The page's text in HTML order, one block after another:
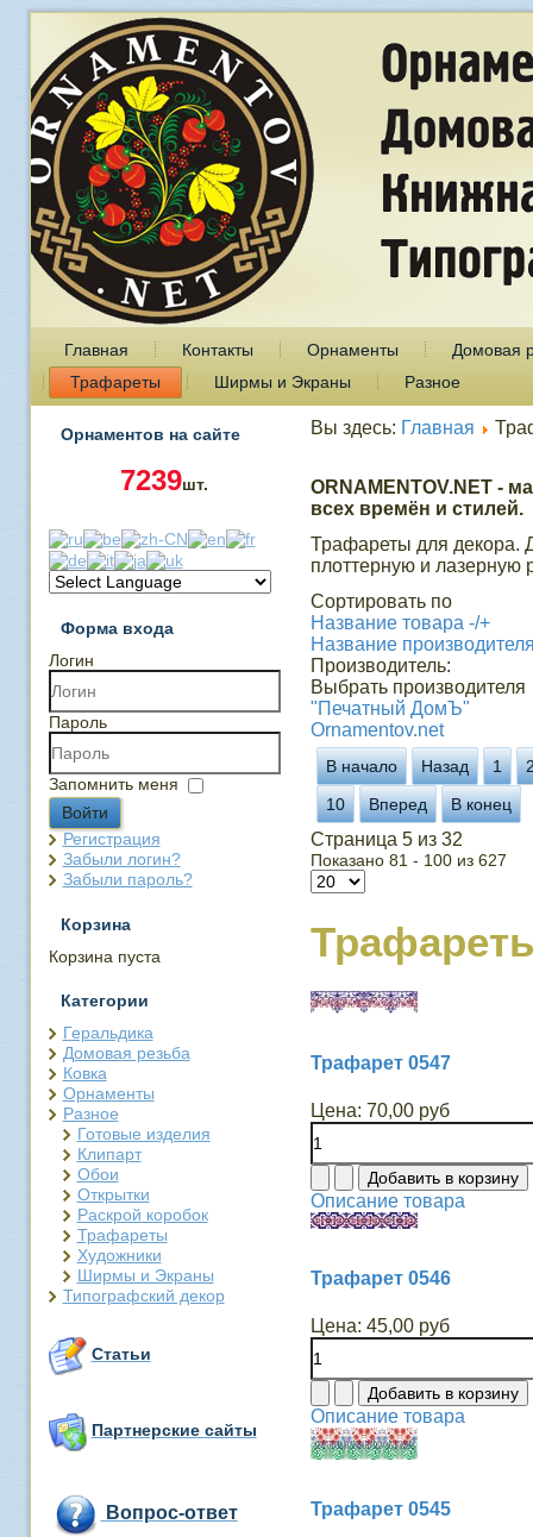
Главная Контакты Орнаменты
Домовая
Трафареты
Ширмы и Экраны Разное
Орнаментов на сайте
7239шт.
Форма входа
Логин
Пароль
Запомнить меня
Войти
Регистрация
Забыли логин?
Забыли пароль?
Корзина
Корзина пуста
Категории
Геральдика
Домовая резьба
Ковка
Орнаменты
Разное
Готовые изделия
Клипарт
Обои
Открытки
Раскрой коробок
Трафареты
Художники
Ширмы и Экраны
Типографский декор
Статьи
Партнерские сайты
Вопрос-ответ
Вы здесь: Главная
ORNAMENTOV.NET -
всех времён и стилей.
Трафареты для декора.
плоттерную и лазерную
Сортировать по
Название товара -/+
Название
Производитель:
Выбрать производителя
"Печатный ДомЪ"
Ornamentov.net
В начало Назад 1
10
Вперед В конец
Страница 5 из 32
Показано 81 - 100 из 627
Трафарет 0547
Цена: 70,00 руб
Описание товара
Трафарет 0546
Цена: 45,00 руб
Описание товара
Трафарет 0545